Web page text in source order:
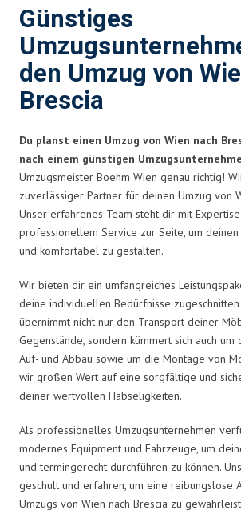
Günstiges
den Umzug von
Brescia
Du planst einen Umzug von Wien nach
nach einem günstigen
Umzugsmeister Boehm Wien genau richtig!
zuverlässiger Partner für deinen Umzug von
Unser erfahrenes Team steht dir mit
professionellem Service zur Seite, um
und komfortabel zu gestalten.
Wir bieten dir ein umfangreiches
deine individuellen Bedürfnisse zugeschnitten
übernimmt nicht nur den Transport deiner
Gegenstände, sondern kümmert sich auch um
Auf- und Abbau sowie um die Montage von
wir großen Wert auf eine sorgfältige und
deiner wertvollen Habseligkeiten.
Als professionelles Umzugsunternehmen
modernes Equipment und Fahrzeuge, um
und termingerecht durchführen zu können.
geschult und erfahren, um eine reibungslose
Umzugs von Wien nach Brescia zu